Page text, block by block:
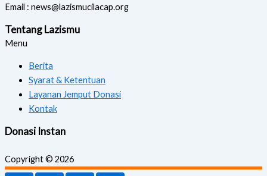
Email : news@lazismucilacap.org
Tentang Lazismu
Menu
Berita
Syarat & Ketentuan
Layanan Jemput Donasi
Kontak
Donasi Instan
Copyright © 2026